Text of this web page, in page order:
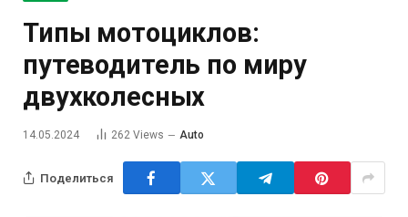
Типы мотоциклов:
путеводитель по миру
двухколесных
14.05.2024 262 Views Auto
Поделиться